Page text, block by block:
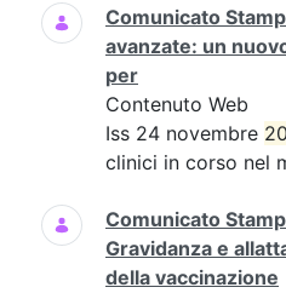
Comunicato
avanzate: un
per
Contenuto Web
Iss 24 novembre
clinici in corso nel
Comunicato
Gravidanza e
della vaccinazione